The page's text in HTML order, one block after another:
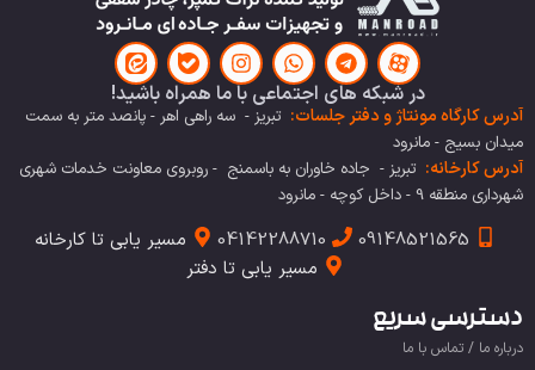
در شبکه های اجتماعی با ما همراه باشید!
آدرس کارگاه مونتاژ و دفتر جلسات: تبریز - سه راهی اهر - پانصد متر به سمت
میدان بسیج - مانرود
آدرس کارخانه: تبریز - جاده خاوران به باسمنج - روبروی معاونت خدمات شهری
شهرداری منطقه 9 - داخل کوچه - مانرود
09148521565
04142288710
مسیر یابی تا کارخانه
مسیر یابی تا دفتر
دسترسی سریع
درباره ما / تماس با ما